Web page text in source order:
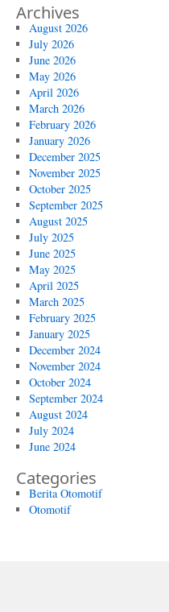
Archives
August 2026
July 2026
June 2026
May 2026
April 2026
March 2026
February 2026
January 2026
December 2025
November 2025
October 2025
September 2025
August 2025
July 2025
June 2025
May 2025
April 2025
March 2025
February 2025
January 2025
December 2024
November 2024
October 2024
September 2024
August 2024
July 2024
June 2024
Categories
Berita Otomotif
Otomotif